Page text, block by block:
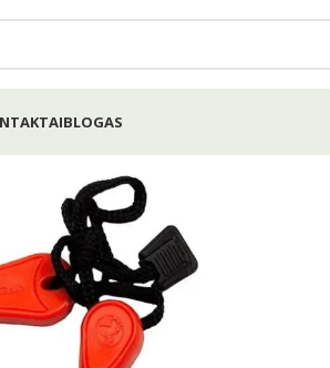
BLOGAS